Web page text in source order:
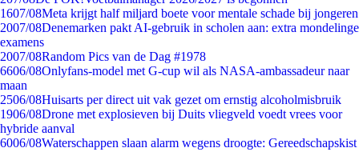
1607/08Meta krijgt half miljard boete voor mentale schade bij jongeren
2007/08Denemarken pakt AI-gebruik in scholen aan: extra mondelinge
examens
2007/08Random Pics van de Dag #1978
6606/08Onlyfans-model met G-cup wil als NASA-ambassadeur naar
maan
2506/08Huisarts per direct uit vak gezet om ernstig alcoholmisbruik
1906/08Drone met explosieven bij Duits vliegveld voedt vrees voor
hybride aanval
6006/08Waterschappen slaan alarm wegens droogte: Gereedschapskist